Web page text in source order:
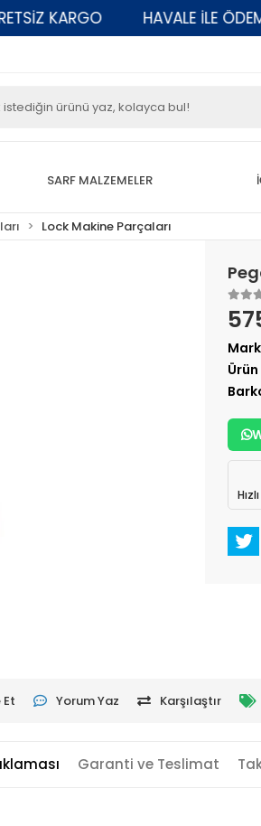
KARGO HAVALE İLE
SARF MALZEMELER
Lock Makine Parçaları
Yorum Yaz Karşılaştır
Garanti ve Teslimat